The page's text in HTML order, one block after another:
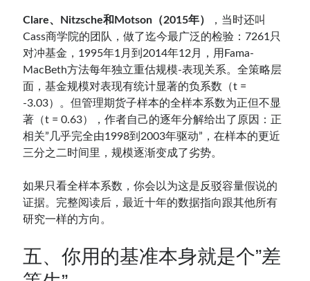
Clare、Nitzsche和Motson（2015年）
，当时还叫
Cass商学院的团队，做了迄今最广泛的检验：7261只
对冲基金，1995年1月到2014年12月，用Fama-
MacBeth方法每年独立重估规模-表现关系。全策略层
面，基金规模对表现有统计显著的负系数（t =
-3.03）。但管理期货子样本的全样本系数为正但不显
著（t = 0.63），作者自己的逐年分解给出了原因：正
相关”几乎完全由1998到2003年驱动”，在样本的更近
三分之二时间里，规模逐渐变成了劣势。
如果只看全样本系数，你会以为这是反驳容量假说的
证据。完整阅读后，最近十年的数据指向跟其他所有
研究一样的方向。
五、你用的基准本身就是个”差